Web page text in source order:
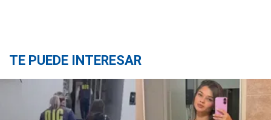
TE PUEDE INTERESAR